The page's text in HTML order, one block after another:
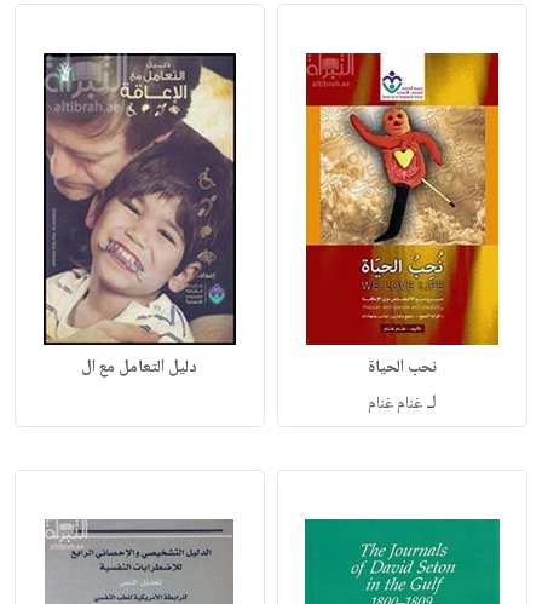
نحب الحياة
لـغنام غنام
دليل التعامل مع ال